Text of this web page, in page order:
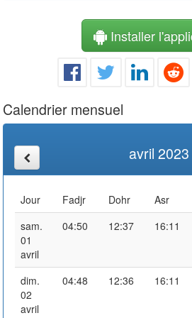
Installer
Calendrier mensuel
avril 2023
Jour Fadjr Dohr Asr
sam.
01
avril
04:50 12:37 16:11
dim.
02
avril
04:48 12:36 16:11